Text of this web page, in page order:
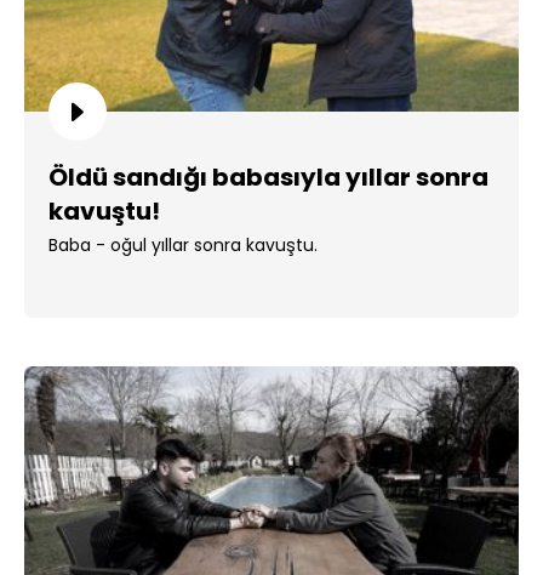
Öldü sandığı babasıyla yıllar sonra
kavuştu!
Baba - oğul yıllar sonra kavuştu.